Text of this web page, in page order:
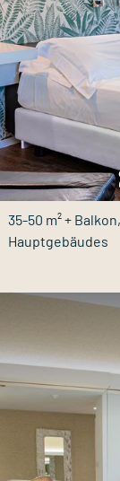
35-50 m² +
Hauptgebäudes